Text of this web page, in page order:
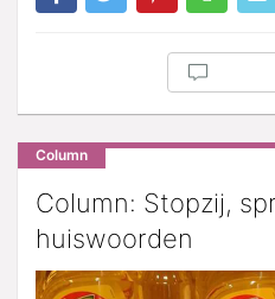
Column
Column: Stopzij,
huiswoorden